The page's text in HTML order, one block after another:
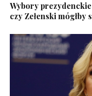
Wybory
czy Zełenski mógłby